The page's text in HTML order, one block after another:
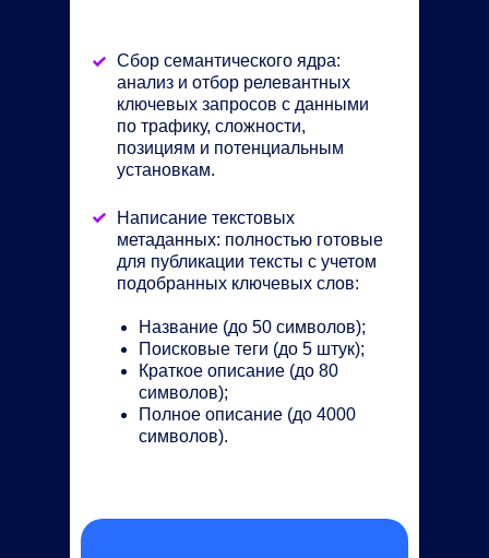
Написание текстовых
метаданных: полностью готовые
для публикации тексты с учетом
подобранных ключевых слов:
Название (до 50 символов);
Поисковые теги (до 5 штук);
Краткое описание (до 80
символов);
Полное описание (до 4000
символов).
Сбор семантического ядра:
анализ и отбор релевантных
ключевых запросов с данными
по трафику, сложности,
позициям и потенциальным
установкам.